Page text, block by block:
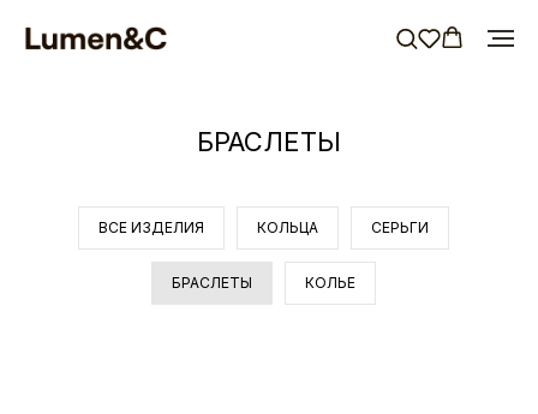
БРАСЛЕТЫ
ВСЕ ИЗДЕЛИЯ КОЛЬЦА СЕРЬГИ
БРАСЛЕТЫ КОЛЬЕ